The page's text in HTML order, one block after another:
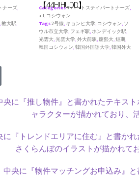
ナーズ,
,教大駅,
【44HIHUDD】
Categories♥ ハートステイパートナーズ,
all, コシウォン
Tags2号線, キョンヒ大学, コシウォン, ソ
ウル市立大学, フェギ駅,ホンデイック駅,
光雲大,光雲大学,外大前駅, 慶熙大,短期,
韓国コシウォン,韓国外国語大学,韓国外大